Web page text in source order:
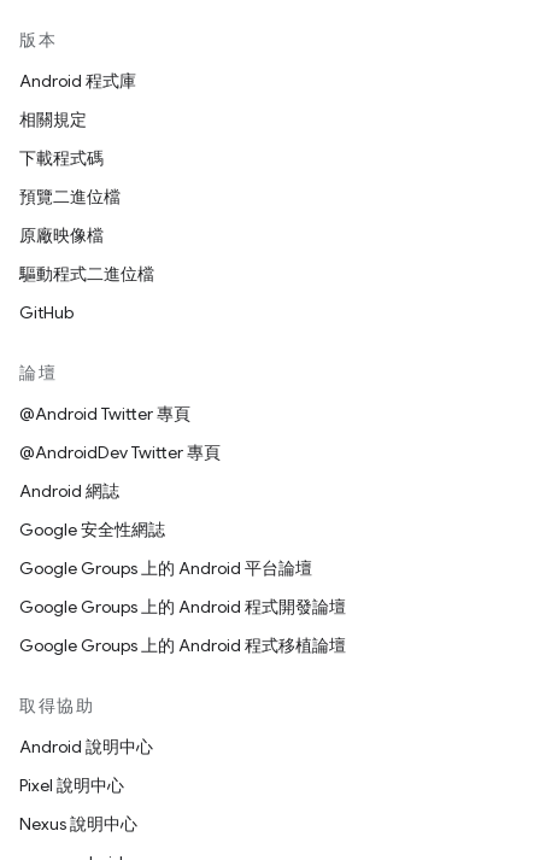
版本
Android 程式庫
相關規定
下載程式碼
預覽二進位檔
原廠映像檔
驅動程式二進位檔
GitHub
論壇
@Android Twitter 專頁
@AndroidDev Twitter 專頁
Android 網誌
Google 安全性網誌
Google Groups 上的 Android 平台論壇
Google Groups 上的 Android 程式開發論壇
Google Groups 上的 Android 程式移植論壇
取得協助
Android 說明中心
Pixel 說明中心
Nexus 說明中心